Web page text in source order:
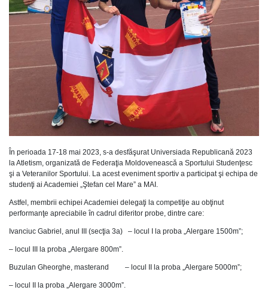
În perioada 17-18 mai 2023, s-a desfăşurat Universiada Republicană 2023
la Atletism, organizată de Federaţia Moldovenească a Sportului Studenţesc
şi a Veteranilor Sportului. La acest eveniment sportiv a participat şi echipa de
studenţi ai Academiei „Ştefan cel Mare” a MAI.
Astfel, membrii echipei Academiei delegaţi la competiţie au obţinut
performanţe apreciabile în cadrul diferitor probe, dintre care:
Ivanciuc Gabriel, anul III (secţia 3a) – locul I la proba „Alergare 1500m”;
– locul III la proba „Alergare 800m”.
Buzulan Gheorghe, masterand – locul II la proba „Alergare 5000m”;
– locul II la proba „Alergare 3000m”.